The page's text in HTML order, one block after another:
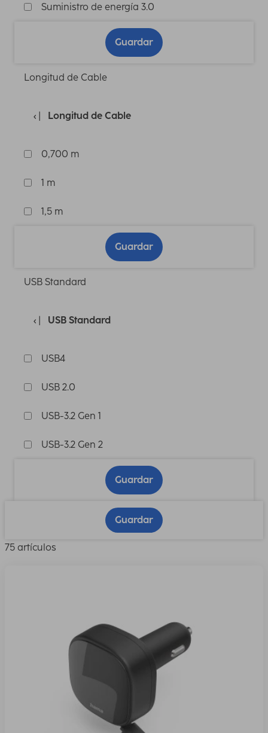
Suministro de energía 3.0
Guardar
Longitud de Cable
Longitud de Cable
0,700 m
1 m
1,5 m
Guardar
USB Standard
USB Standard
USB4
USB 2.0
USB-3.2 Gen 1
USB-3.2 Gen 2
Guardar
Guardar
75 artículos